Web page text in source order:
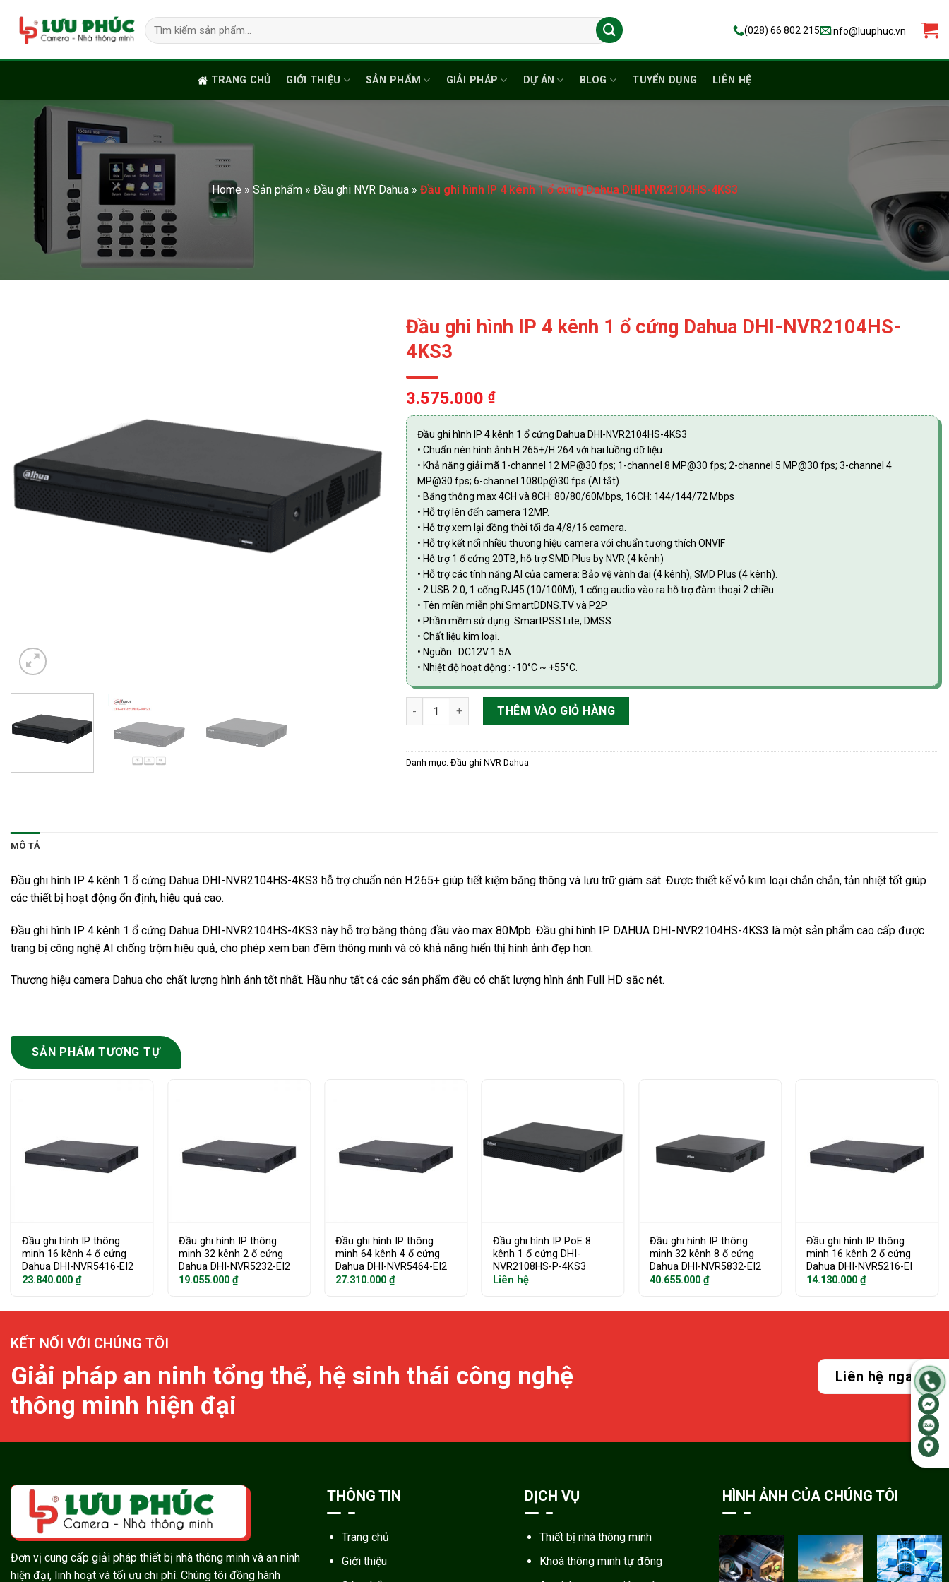
content
Tìm
kiếm:
(028) 66 802 215 info@luuphuc.vn
TRANG CHỦ GIỚI THIỆU SẢN PHẨM GIẢI PHÁP DỰ ÁN BLOG TUYỂN DỤNG LIÊN HỆ
Home » Sản phẩm» Đầu ghi NVR Dahua» Đầu ghi hình IP 4 kênh 1 ổ cứng Dahua DHI-NVR2104HS-4KS3
Đầu ghi hình IP 4 kênh 1 ổ cứng Dahua DHI-NVR2104HS-
4KS3
3.575.000 ₫
Đầu ghi hình IP 4 kênh 1 ổ cứng Dahua DHI-NVR2104HS-4KS3
• Chuẩn nén hình ảnh H.265+/H.264 với hai luồng dữ liệu.
• Khả năng giải mã 1-channel 12 MP@30 fps; 1-channel 8 MP@30 fps; 2-channel 5 MP@30 fps; 3-channel 4
MP@30 fps; 6-channel 1080p@30 fps (AI tắt)
• Băng thông max 4CH và 8CH: 80/80/60Mbps, 16CH: 144/144/72 Mbps
• Hỗ trợ lên đến camera 12MP.
• Hỗ trợ xem lại đồng thời tối đa 4/8/16 camera.
• Hỗ trợ kết nối nhiều thương hiệu camera với chuẩn tương thích ONVIF
• Hỗ trợ 1 ổ cứng 20TB, hỗ trợ SMD Plus by NVR (4 kênh)
• Hỗ trợ các tính năng AI của camera: Bảo vệ vành đai (4 kênh), SMD Plus (4 kênh).
• 2 USB 2.0, 1 cổng RJ45 (10/100M), 1 cổng audio vào ra hỗ trợ đàm thoại 2 chiều.
• Tên miền miễn phí SmartDDNS.TV và P2P.
• Phần mềm sử dụng: SmartPSS Lite, DMSS
• Chất liệu kim loại.
• Nguồn : DC12V 1.5A
• Nhiệt độ hoạt động : -10°C ~ +55°C.
Đầu ghi hình IP 4 kênh 1 ổ cứng Dahua DHI-NVR2104HS-4KS3 số lượng
THÊM VÀO GIỎ HÀNG
Danh mục: Đầu ghi NVR Dahua
MÔ TẢ
Đầu ghi hình IP 4 kênh 1 ổ cứng Dahua DHI-NVR2104HS-4KS3 hỗ trợ chuẩn nén H.265+ giúp tiết kiệm băng thông và lưu trữ giám sát. Được thiết kế vỏ kim loại chắn chắn, tản nhiệt tốt giúp
các thiết bị hoạt động ổn định, hiệu quả cao.
Đầu ghi hình IP 4 kênh 1 ổ cứng Dahua DHI-NVR2104HS-4KS3 này hỗ trợ băng thông đầu vào max 80Mpb. Đầu ghi hình IP DAHUA DHI-NVR2104HS-4KS3 là một sản phẩm cao cấp được
trang bị công nghệ AI chống trộm hiệu quả, cho phép xem ban đêm thông minh và có khả năng hiển thị hình ảnh đẹp hơn.
Thương hiệu camera Dahua cho chất lượng hình ảnh tốt nhất. Hầu như tất cả các sản phẩm đều có chất lượng hình ảnh Full HD sắc nét.
SẢN PHẨM TƯƠNG TỰ
Đầu ghi hình IP thông
minh 16 kênh 4 ổ cứng
Dahua DHI-NVR5416-EI2
23.840.000 ₫
Đầu ghi hình IP thông
minh 32 kênh 2 ổ cứng
Dahua DHI-NVR5232-EI2
19.055.000₫
Đầu ghi hình IP thông
minh 64 kênh 4 ổ cứng
Dahua DHI-NVR5464-EI2
27.310.000₫
Đầu ghi hình IP PoE 8
kênh 1 ổ cứng DHI-
NVR2108HS-P-4KS3
Liên hệ
Đầu ghi hình IP thông
minh 32 kênh 8 ổ cứng
Dahua DHI-NVR5832-EI2
40.655.000₫
Đầu ghi hình IP thông
minh 16 kênh 2 ổ cứng
Dahua DHI-NVR5216-EI
14.130.000₫
KẾT NỐI VỚI CHÚNG TÔI
Giải pháp an ninh tổng thể, hệ sinh thái công nghệ
thông minh hiện đại
Liên hệ ngay
Đơn vị cung cấp giải pháp thiết bị nhà thông minh và an ninh
hiện đại, linh hoạt và tối ưu chi phí. Chúng tôi đồng hành
THÔNG TIN
Trang chủ
Giới thiệu
DỊCH VỤ
Thiết bị nhà thông minh
Khoá thông minh tự động
HÌNH ẢNH CỦA CHÚNG TÔI